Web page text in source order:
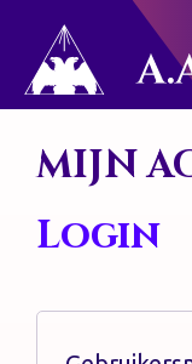
De
Nederland
MIJN
Login